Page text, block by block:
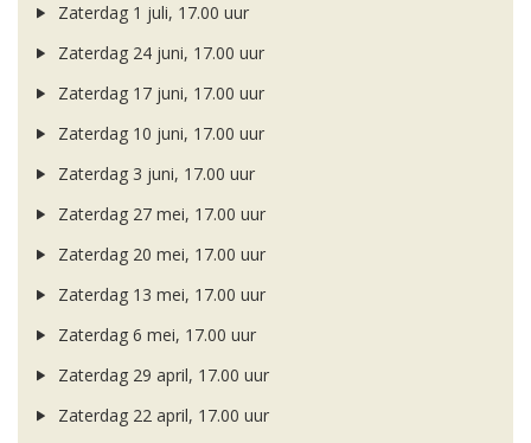
Zaterdag 1 juli, 17.00 uur
Zaterdag 24 juni, 17.00 uur
Zaterdag 17 juni, 17.00 uur
Zaterdag 10 juni, 17.00 uur
Zaterdag 3 juni, 17.00 uur
Zaterdag 27 mei, 17.00 uur
Zaterdag 20 mei, 17.00 uur
Zaterdag 13 mei, 17.00 uur
Zaterdag 6 mei, 17.00 uur
Zaterdag 29 april, 17.00 uur
Zaterdag 22 april, 17.00 uur